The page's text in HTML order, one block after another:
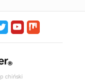
chiński